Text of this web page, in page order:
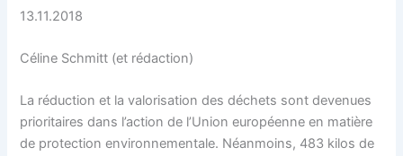
13.11.2018
Céline Schmitt (et rédaction)
La réduction et la valorisation des déchets sont devenues
prioritaires dans l’action de l’Union européenne en matière
de protection environnementale. Néanmoins, 483 kilos de